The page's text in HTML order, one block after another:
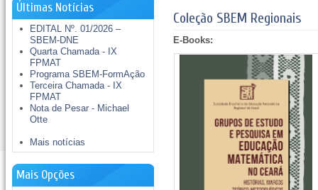
Últimas Notícias
EDITAL Nº. 01/2026 –
SBEM-DNE
Quarta Chamada - IX
FPMAT
Programa SBEM-FormAção
Terceira Chamada - IX
FPMAT
Nota de Pesar - Michael
Otte
Mais notícias
Mais Opções
Coleção SBEM Regionais
E-Books: